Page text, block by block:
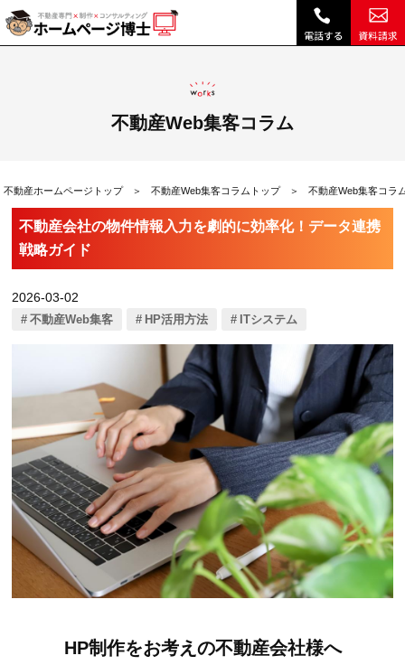
不動産会社の物件情報入力を劇的に効率化！データ連携戦略ガイド|不動産Web集客コラム｜不動産ホームページ制作、不動産SEOは博士ドットコム
不動産Web集客コラム
不動産ホームページトップ 不動産Web集客コラムトップ 不動産Web集客コラ
不動産会社の物件情報入力を劇的に効率化！データ連携
戦略ガイド
2026-03-02
不動産Web集客 HP活用方法 ITシステム
HP制作をお考えの不動産会社様へ